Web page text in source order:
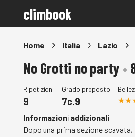
climbook
Home Italia Lazio
No Grotti no party •
Ripetizioni
9
Grado proposto
7c.9
Informazioni addizionali
Dopo una prima sezione